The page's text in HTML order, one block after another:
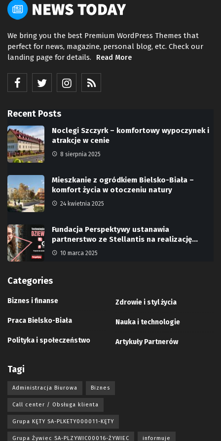
We bring you the best Premium WordPress Themes that
perfect for news, magazine, personal blog, etc. Check our
landing page for details.
Read More
Recent Posts
Noclegi Szczyrk – komfortowy wypoczynek i
atrakcje w cenie
8 sierpnia 2025
Mieszkanie z ogródkiem Bielsko-Biała –
komfort życia w otoczeniu natury
24 kwietnia 2025
Fundacja Perspektywy ustanawia
partnerstwo ze Stellantis na realizację…
10 marca 2025
Categories
Biznes i finanse
Praca Bielsko-Biała
Polityka i społeczeństwo
Zdrowie i styl życia
Nauka i technologie
Artykuły Partnerów
Tagi
Administracja Biurowa Biznes
Call center / Obsługa klienta
Grupa KĘTY SA-PLKETY000011-KĘTY
Grupa Żywiec SA-PLZYWIC00016-ŻYWIEC informuje